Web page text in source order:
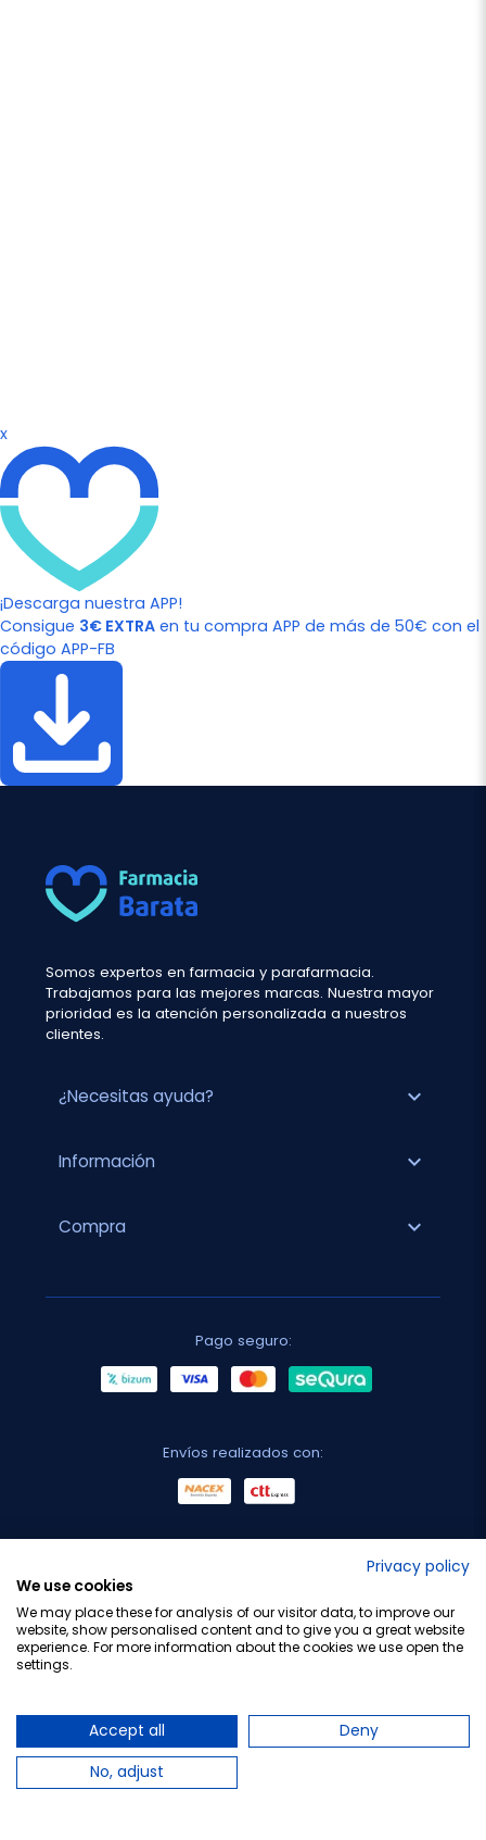
x
¡Descarga nuestra APP!
Consigue 3€ EXTRA en tu compra APP de más de 50€ con el
código APP-FB
Somos expertos en farmacia y parafarmacia.
Trabajamos para las mejores marcas. Nuestra mayor
prioridad es la atención personalizada a nuestros
clientes.
¿Necesitas ayuda? expand_more
Información expand_more
Compra expand_more
Pago seguro:
Envíos realizados con:
Privacy policy
We use cookies
We may place these for analysis of our visitor data, to improve our
website, show personalised content and to give you a great website
experience. For more information about the cookies we use open the
settings.
Accept all
Deny
No, adjust